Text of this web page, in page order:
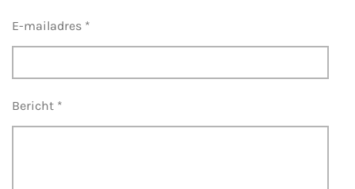
E-mailadres *
Bericht *